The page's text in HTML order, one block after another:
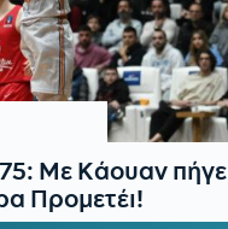
Με Κάουαν πήγε
Προμετέι!